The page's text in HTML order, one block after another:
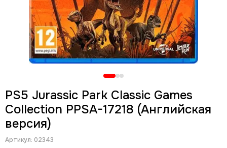
PS5 Jurassic Park Classic Games
Collection PPSA-17218 (Английская
версия)
Артикул: 02343